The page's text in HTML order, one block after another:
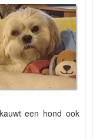
een hond ook